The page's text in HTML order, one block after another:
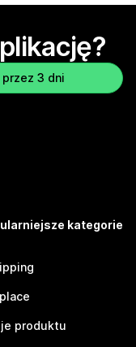
3 dni
kategorie
produktu